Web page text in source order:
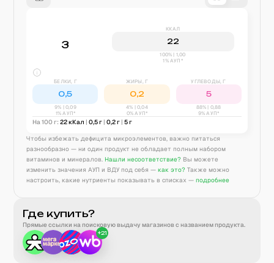
3
ККАЛ
22
100% | 1,00
1% АУП*
БЕЛКИ, Г
0,5
9% |0,09
1% АУП*
ЖИРЫ, Г
0,2
4% |0,04
0% АУП*
УГЛЕВОДЫ, Г
5
88% | 0,88
9% АУП*
На 100 г: 22кКал | 0,5г | 0,2г | 5г
Чтобы избежать дефицита микроэлементов, важно питаться
разнообразно — ни один продукт не обладает полным набором
витаминов и минералов. Нашли несоответствие? Вы можете
изменить значения АУП и ВДУ под себя — как это? Также можно
настроить, какие нутриенты показывать в списках — подробнее
Где купить?
Прямые ссылки на поисковую выдачу магазинов с названием продукта.
+21